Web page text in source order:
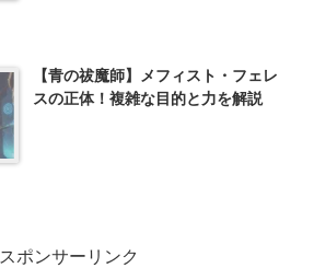
【青の祓魔師】メフィスト・フェレ
スの正体！複雑な目的と力を解説
スポンサーリンク